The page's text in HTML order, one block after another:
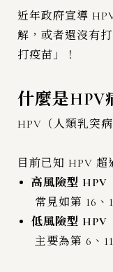
近年政府宣導
解，或者還沒有
打疫苗」！
什麼是HPV
HPV（人類乳突
目前已知 HPV 超
高風險型 HPV
常見如第 16
低風險型 HPV
主要為第 6、